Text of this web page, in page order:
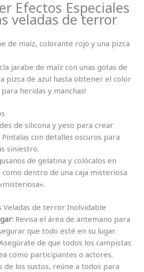
Efectos Especiales
veladas de terror
de maíz, colorante rojo y una pizca
jarabe de maíz con unas gotas de
pizca de azul hasta obtener el color
heridas y manchas!
de silicona y yeso para crear
con detalles oscuros para
siniestro.
de gelatina y colócalos en
dentro de una caja misteriosa
Veladas de terror Inolvidable
Revisa el área de antemano para
que todo esté en su lugar.
de que todos los campistas
como participantes o actores.
de los sustos, reúne a todos para